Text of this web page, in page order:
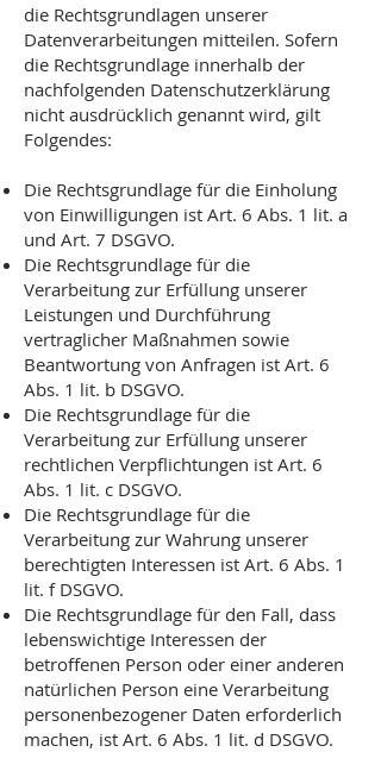
die Rechtsgrundlagen unserer
Datenverarbeitungen mitteilen. Sofern
die Rechtsgrundlage innerhalb der
nachfolgenden Datenschutzerklärung
nicht ausdrücklich genannt wird, gilt
Folgendes:
Die Rechtsgrundlage für die Einholung
von Einwilligungen ist Art. 6 Abs. 1 lit. a
und Art. 7 DSGVO.
Die Rechtsgrundlage für die
Verarbeitung zur Erfüllung unserer
Leistungen und Durchführung
vertraglicher Maßnahmen sowie
Beantwortung von Anfragen ist Art. 6
Abs. 1 lit. b DSGVO.
Die Rechtsgrundlage für die
Verarbeitung zur Erfüllung unserer
rechtlichen Verpflichtungen ist Art. 6
Abs. 1 lit. c DSGVO.
Die Rechtsgrundlage für die
Verarbeitung zur Wahrung unserer
berechtigten Interessen ist Art. 6 Abs. 1
lit. f DSGVO.
Die Rechtsgrundlage für den Fall, dass
lebenswichtige Interessen der
betroffenen Person oder einer anderen
natürlichen Person eine Verarbeitung
personenbezogener Daten erforderlich
machen, ist Art. 6 Abs. 1 lit. d DSGVO.